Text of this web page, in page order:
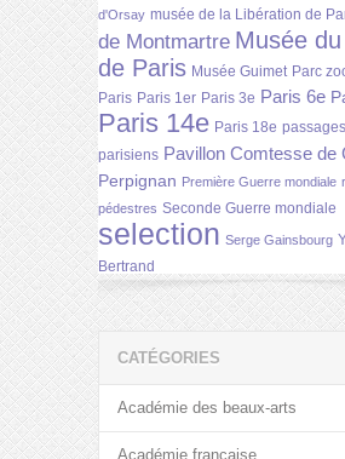
d'Orsay musée de la Libération de
de Montmartre Musée
de Paris Musée Guimet Parc
Paris Paris 1er Paris 3e Paris 6e
Paris 14e Paris 18e
parisiens Pavillon Comtesse de
Perpignan Première Guerre mondiale
pédestres Seconde Guerre mondiale
selection Serge Gainsbourg
Bertrand
CATÉGORIES
Académie des beaux-arts
Académie française